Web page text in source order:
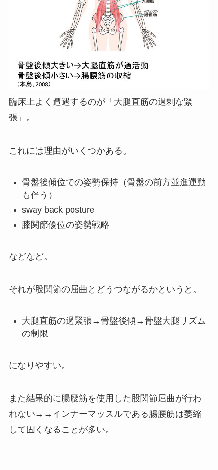
臨床上よく遭遇するのが「大腿直筋の過剰な緊
張」。
これには理由がいくつかある。
骨盤後傾位での姿勢保持（骨盤の前方並進運動
も伴う）
sway back posture
膝関節優位の姿勢戦略
などなど。
それが股関節の屈曲とどうつながるかというと。
大腿直筋の過緊張→骨盤後傾→骨盤大腿リズム
の制限
になりやすい。
また結果的に腸腰筋を使用した股関節屈曲が行わ
れない→→インナーマッスルである腸腰筋は萎縮
して固くなることが多い。